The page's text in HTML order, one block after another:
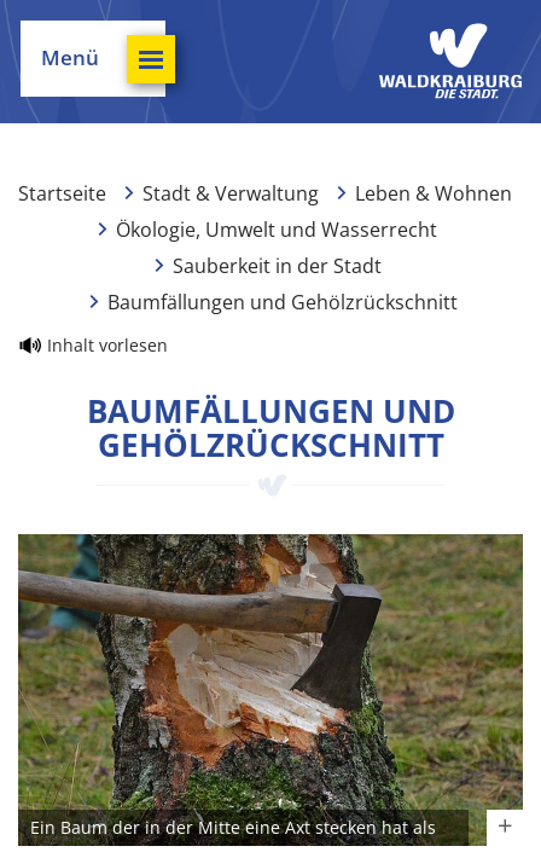
Menü
Startseite Stadt & Verwaltung
Leben & Wohnen
Ökologie, Umwelt und Wasserrecht
Sauberkeit in der Stadt
Baumfällungen und Gehölzrückschnitt
Inhalt vorlesen
BAUMFÄLLUNGEN UND
GEHÖLZRÜCKSCHNITT
Ein Baum der in der Mitte eine Axt stecken hat als